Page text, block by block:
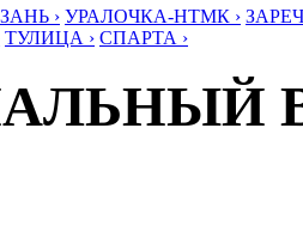
› УРАЛОЧКА-НТМК ›
ТУЛИЦА › СПАРТА ›